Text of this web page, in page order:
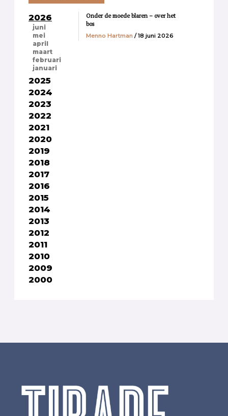
2026
juni
mei
april
maart
februari
januari
2025
2024
2023
2022
2021
2020
2019
2018
2017
2016
2015
2014
2013
2012
2011
2010
2009
2000
Onder de moede blaren – over het
bos
Menno Hartman / 18 juni 2026